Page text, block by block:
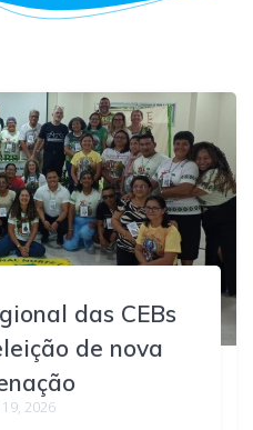
das CEBs
de nova
2026